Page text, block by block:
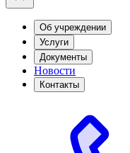
Об учреждении
Услуги
Документы
Новости
Контакты